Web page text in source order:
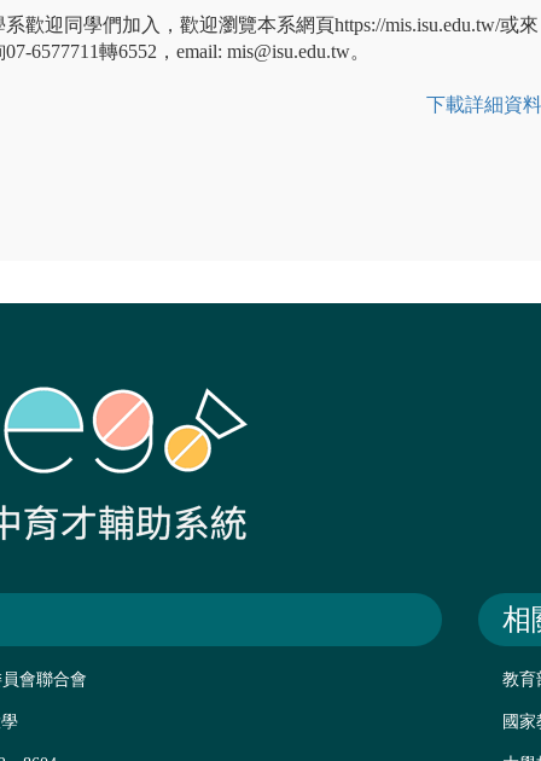
系歡迎同學們加入，歡迎瀏覽本系網頁https://mis.isu.edu.tw/或來
6577711轉6552，email: mis@isu.edu.tw。
下載詳細資料
會聯合會
相
教育
國